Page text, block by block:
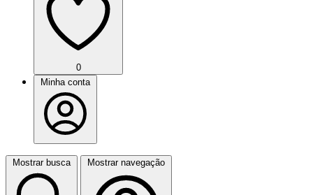
0
Minha conta
Mostrar busca Mostrar navegação